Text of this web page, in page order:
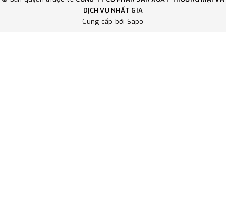
DỊCH VỤ NHẤT GIA
Cung cấp bởi Sapo